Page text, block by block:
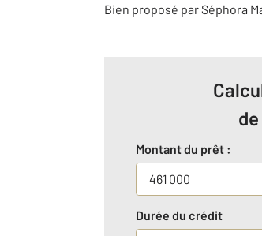
Bien proposé parSéphora
Montant du prêt :
Durée du crédit